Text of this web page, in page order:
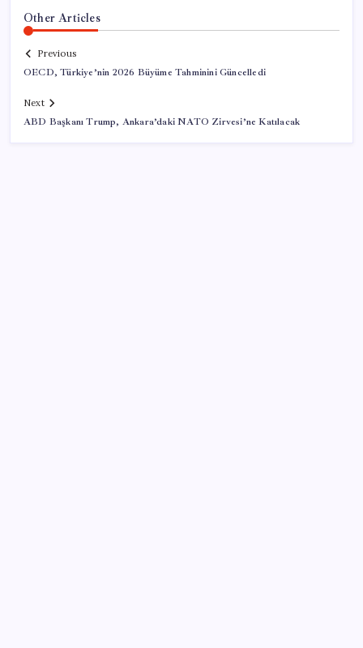
Other Articles
Previous
OECD, Türkiye’nin 2026 Büyüme Tahminini Güncelledi
Next
ABD Başkanı Trump, Ankara’daki NATO Zirvesi’ne Katılacak